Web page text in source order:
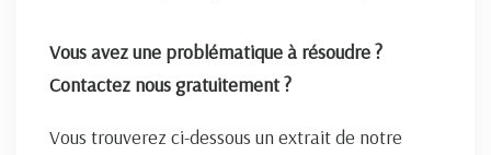
Vous avez une problématique à résoudre ?
Contactez nous gratuitement ?
Vous trouverez ci-dessous un extrait de notre